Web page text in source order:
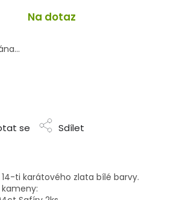
Na dotaz
se Sdílet
ti karátového zlata bílé barvy.